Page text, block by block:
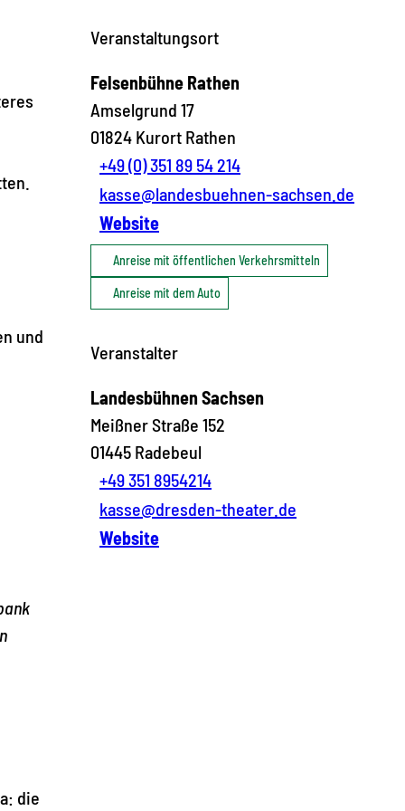
und
die
Veranstaltungsort
Felsenbühne Rathen
Amselgrund 17
01824 Kurort Rathen
+49 (0) 351 89 54 214
kasse@landesbuehnen-sachsen.de
Website
Anreise mit öffentlichen Verkehrsmitteln
Anreise mit dem Auto
Veranstalter
Landesbühnen Sachsen
Meißner Straße 152
01445 Radebeul
+49 351 8954214
kasse@dresden-theater.de
Website